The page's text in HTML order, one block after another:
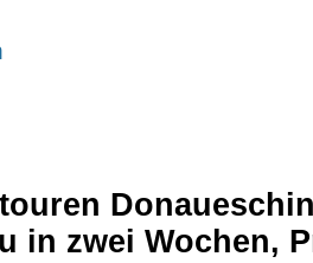
in zwei Wochen,